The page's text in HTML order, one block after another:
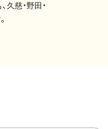
慈・野田・